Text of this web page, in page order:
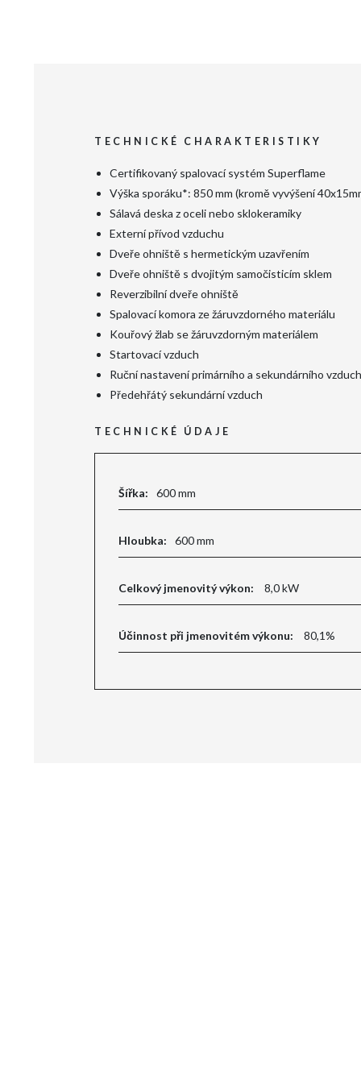
TECHNICKÉ CHARAKTERISTIKY
Certifikovaný spalovací systém Superflame
Výška sporáku*: 850 mm (kromě vyvýšení
Sálavá deska z oceli nebo sklokeramiky
Externí přívod vzduchu
Dveře ohniště s hermetickým uzavřením
Dveře ohniště s dvojitým samočisticím sklem
Reverzibilní dveře ohniště
Spalovací komora ze žáruvzdorného materiálu
Kouřový žlab se žáruvzdorným materiálem
Startovací vzduch
Ruční nastavení primárního a sekundárního
Předehřátý sekundární vzduch
TECHNICKÉ ÚDAJE
Šířka: 600 mm
Hloubka: 600 mm
Celkový jmenovitý výkon: 8,0 kW
Účinnost při jmenovitém výkonu: 80,1%